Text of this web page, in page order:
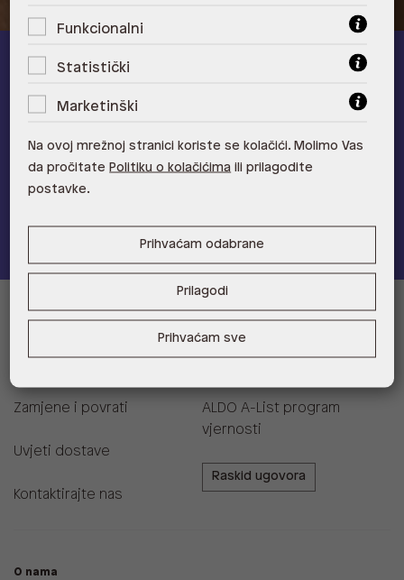
Učlani se u ALDO A-list program vjernosti
i ostvari 5% popusta
Provjerite naše pogodnosti
Informacije za kupce
Zamjene i povrati
Uvjeti dostave
Kontaktirajte nas
ALDO A-List program
vjernosti
Raskid ugovora
O nama
Funkcionalni
Statistički
Marketinški
Na ovoj mrežnoj stranici koriste se kolačići. Molimo Vas
da pročitate Politiku o kolačićima ili prilagodite
postavke.
Prihvaćam odabrane
Prilagodi
Prihvaćam sve